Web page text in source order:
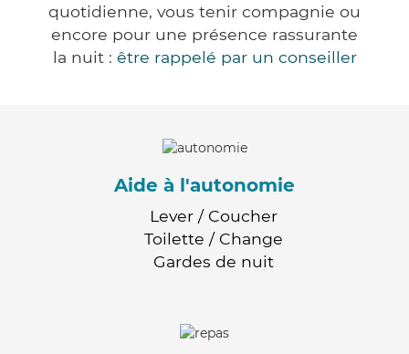
quotidienne, vous tenir compagnie ou
encore pour une présence rassurante
la nuit : être rappelé par un conseiller
Aide à l'autonomie
Lever / Coucher
Toilette / Change
Gardes de nuit